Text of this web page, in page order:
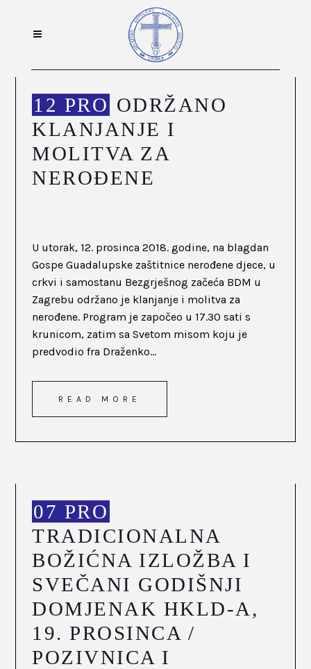
12 PRO ODRŽANO
KLANJANJE I
MOLITVA ZA
NEROĐENE
U utorak, 12. prosinca 2018. godine, na blagdan
Gospe Guadalupske zaštitnice nerođene djece, u
crkvi i samostanu Bezgrješnog začeća BDM u
Zagrebu održano je klanjanje i molitva za
nerođene. Program je započeo u 17.30 sati s
krunicom, zatim sa Svetom misom koju je
predvodio fra Draženko...
READ MORE
07 PRO
TRADICIONALNA
BOŽIĆNA IZLOŽBA I
SVEČANI GODIŠNJI
DOMJENAK HKLD-A,
19. PROSINCA /
POZIVNICA I